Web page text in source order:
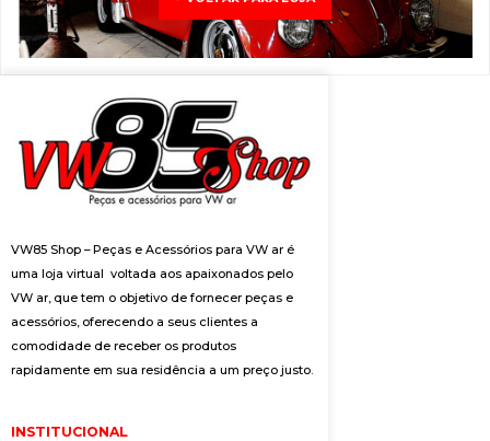
VW85 Shop – Peças e Acessórios para VW ar é
uma loja virtual voltada aos apaixonados pelo
VW ar, que tem o objetivo de fornecer peças e
acessórios, oferecendo a seus clientes a
comodidade de receber os produtos
rapidamente em sua residência a um preço justo.
INSTITUCIONAL